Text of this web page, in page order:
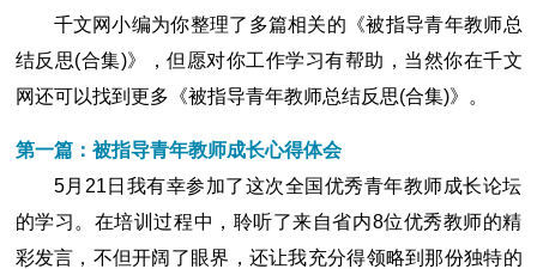
千文网小编为你整理了多篇相关的《被指导青年教师总
结反思(合集)》，但愿对你工作学习有帮助，当然你在千文
网还可以找到更多《被指导青年教师总结反思(合集)》。
第一篇：被指导青年教师成长心得体会
5月21日我有幸参加了这次全国优秀青年教师成长论坛
的学习。在培训过程中，聆听了来自省内8位优秀教师的精
彩发言，不但开阔了眼界，还让我充分得领略到那份独特的